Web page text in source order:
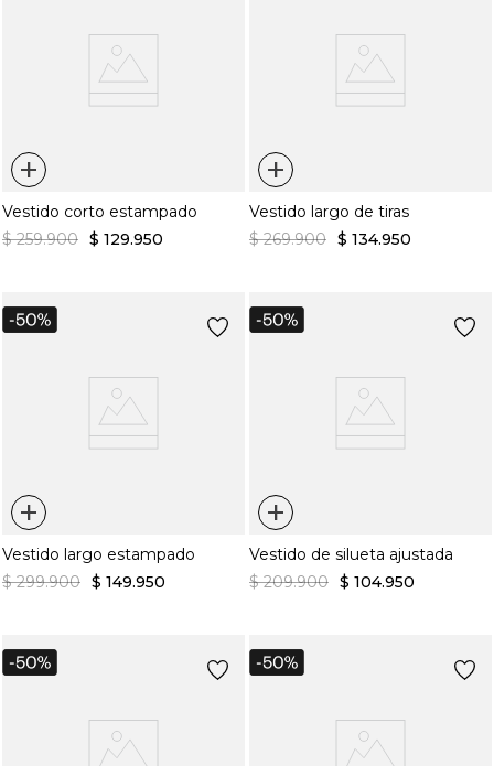
+
Vestido corto estampado
$ 259.900 $ 129.950
+
Vestido largo de tiras
$ 269.900 $ 134.950
+
Vestido largo estampado
$ 299.900 $ 149.950
+
Vestido de silueta ajustada
$ 209.900 $ 104.950